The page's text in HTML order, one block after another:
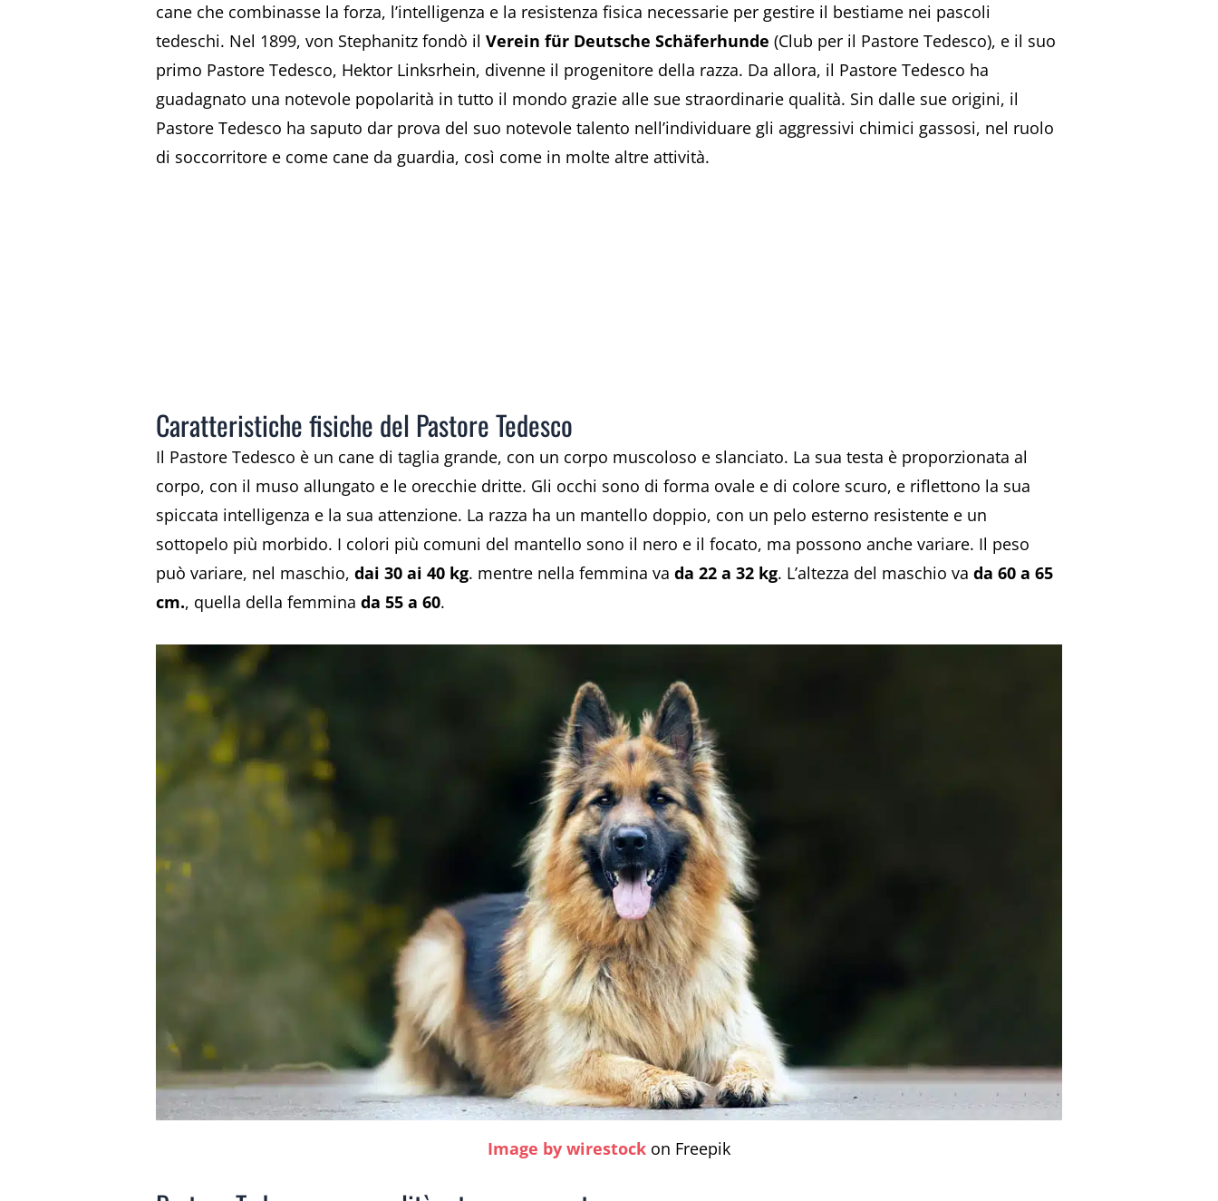
cane che combinasse la forza, l’intelligenza e la resistenza fisica necessarie per gestire il bestiame nei pascoli
tedeschi. Nel 1899, von Stephanitz fondò il Verein für Deutsche Schäferhunde (Club per il Pastore Tedesco), e il suo
primo Pastore Tedesco, Hektor Linksrhein, divenne il progenitore della razza. Da allora, il Pastore Tedesco ha
guadagnato una notevole popolarità in tutto il mondo grazie alle sue straordinarie qualità. Sin dalle sue origini, il
Pastore Tedesco ha saputo dar prova del suo notevole talento nell’individuare gli aggressivi chimici gassosi, nel ruolo
di soccorritore e come cane da guardia, così come in molte altre attività.
Caratteristiche fisiche del Pastore Tedesco
Il Pastore Tedesco è un cane di taglia grande, con un corpo muscoloso e slanciato. La sua testa è proporzionata al
corpo, con il muso allungato e le orecchie dritte. Gli occhi sono di forma ovale e di colore scuro, e riflettono la sua
spiccata intelligenza e la sua attenzione. La razza ha un mantello doppio, con un pelo esterno resistente e un
sottopelo più morbido. I colori più comuni del mantello sono il nero e il focato, ma possono anche variare. Il peso
può variare, nel maschio, dai 30 ai 40 kg. mentre nella femmina va da 22 a 32 kg. L’altezza del maschio va da 60 a 65
cm., quella della femmina da 55 a 60.
Image by wirestock on Freepik